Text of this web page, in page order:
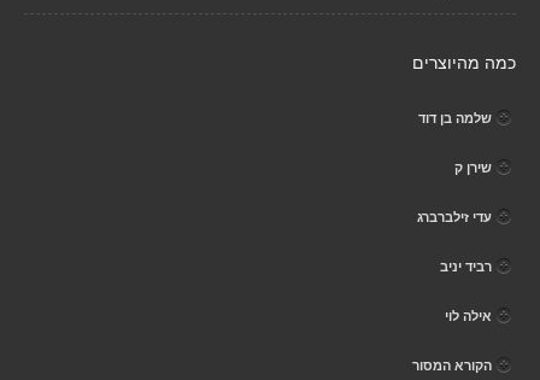
כמה מהיוצרים
שלמה בן דוד
שירן ק
עדי זילברברג
רביד יניב
אילה לוי
הקורא המסור